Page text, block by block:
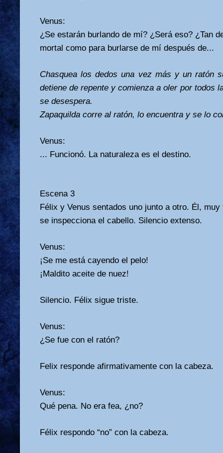
Venus:
¿Se estarán burlando de mí? ¿Será eso? ¿Tan
mortal como para burlarse de mí después de...
Chasquea los dedos una vez más y un ratón
detiene de repente y comienza a oler por todos
se desespera.
Zapaquilda corre al ratón, lo encuentra y se lo
Venus:
... Funcionó. La naturaleza es el destino.
Escena 3
Félix y Venus sentados uno junto a otro. Él,
se inspecciona el cabello. Silencio extenso.
Venus:
¡Se me está cayendo el pelo!
¡Maldito aceite de nuez!
Silencio. Félix sigue triste.
Venus:
¿Se fue con el ratón?
Felix responde afirmativamente con la cabeza.
Venus:
Qué pena. No era fea, ¿no?
Félix respondo “no” con la cabeza.